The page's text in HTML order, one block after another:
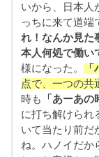
いから、日本人
っちに来て道端
れ！なんか見た
本人何処で働い
様になった。
点で、一つの共
時も
「あーあの
に打ち解けられ
いて当たり前だ
ね。ハノイだか